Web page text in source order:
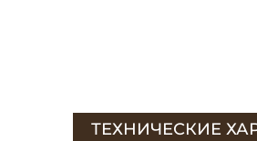
ТЕХНИЧЕСКИЕ